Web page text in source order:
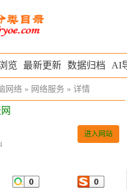
览 最新更新 数据归档 AI
网络 » 网络服务 » 详情
进入网站